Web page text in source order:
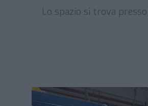
Lo spazio si trova